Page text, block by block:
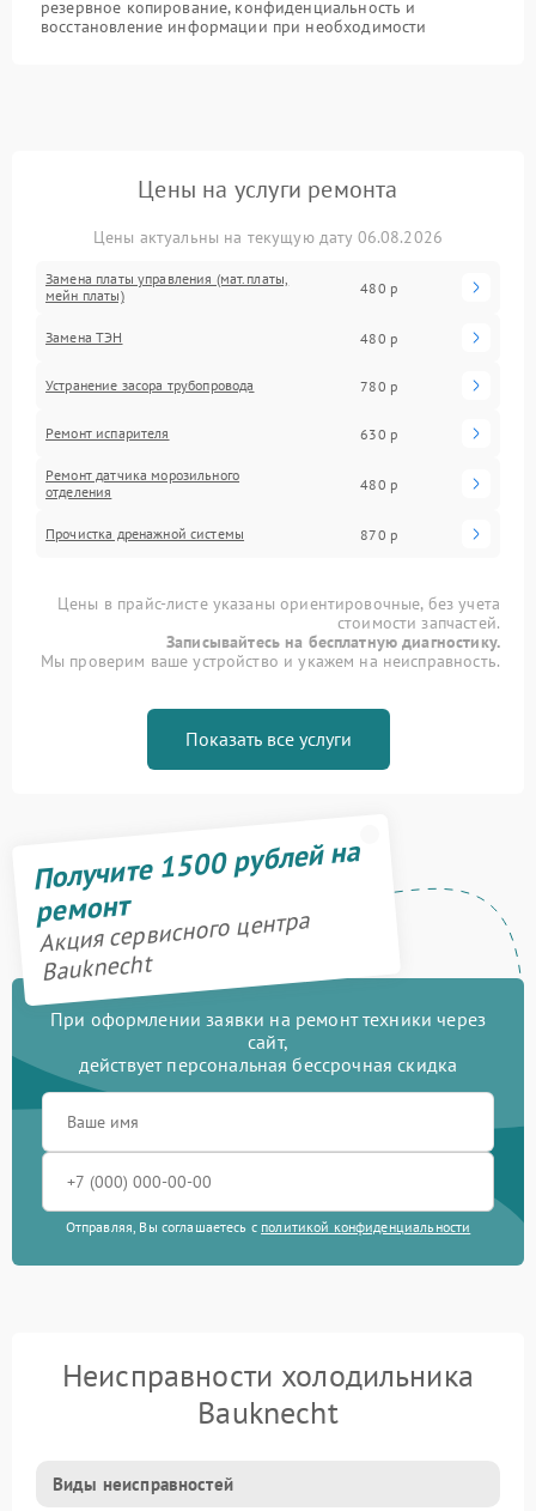
резервное копирование, конфиденциальность и
восстановление информации при необходимости
Цены на услуги ремонта
Цены актуальны на текущую дату 06.08.2026
Замена платы управления (мат.платы,
мейн платы)
480 р
Замена ТЭН 480 р
Устранение засора трубопровода 780 р
Ремонт испарителя 630 р
Ремонт датчика морозильного
отделения
480 р
Прочистка дренажной системы 870 р
Цены в прайс-листе указаны ориентировочные, без учета
стоимости запчастей.
Записывайтесь на бесплатную диагностику.
Мы проверим ваше устройство и укажем на неисправность.
Показать все услуги
Получите 1500 рублей на
ремонт
Акция сервисного центра
Bauknecht
При оформлении заявки на ремонт техники через
сайт,
действует персональная бессрочная скидка
Отправляя, Вы соглашаетесь с политикой конфиденциальности
Неисправности холодильника
Bauknecht
Виды неисправностей